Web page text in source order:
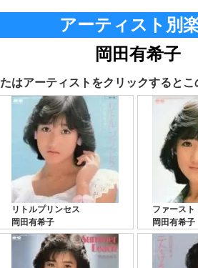
アーティスト別
岡田有希子
はアーティストをクリックするとこ
リトルプリンセス
岡田有希子
ファースト
岡田有希子